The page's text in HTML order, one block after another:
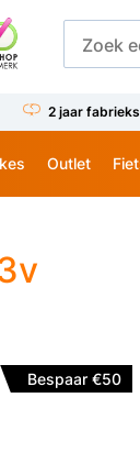
2 jaar
Outlet
Bespaar €50